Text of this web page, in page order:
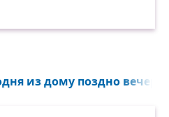
из дому поздно